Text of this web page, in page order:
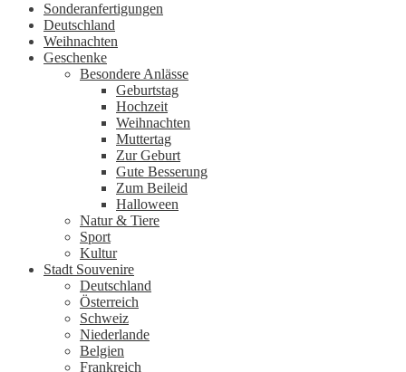
Sonderanfertigungen
Deutschland
Weihnachten
Geschenke
Besondere Anlässe
Geburtstag
Hochzeit
Weihnachten
Muttertag
Zur Geburt
Gute Besserung
Zum Beileid
Halloween
Natur & Tiere
Sport
Kultur
Stadt Souvenire
Deutschland
Österreich
Schweiz
Niederlande
Belgien
Frankreich